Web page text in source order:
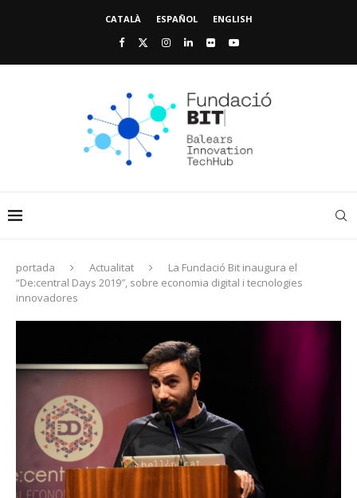
CATALÀ ESPAÑOL ENGLISH
portada Actualitat
La Fundació Bit inaugura el
“De:central Days 2019″, sobre economia digital i tecnologies
innovadores